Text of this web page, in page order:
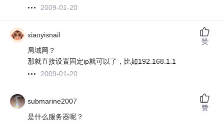
2009-01-20
xiaoyisnail
局域网？
那就直接设置固定ip就可以了，比如192.168.1.1
2009-01-20
赞
submarine2007
是什么服务器呢？
赞